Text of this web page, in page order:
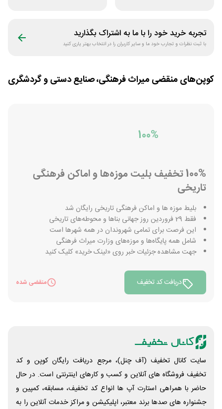
تجربه خرید خود را با ما به اشتراک بگذارید
با ثبت نظرات و تجارب خود ما و سایر کاربران را در انتخاب بهتر یاری کنید
کوپن‌های منقضی میراث فرهنگی، صنایع دستی و گردشگری
100%
100% تخفیف بلیت موزه‌ها و اماکن فرهنگی
‌تاریخی
بلیط موزه ها و اماکن فرهنگی تاریخی رایگان شد
فقط 29 فروردین روز جهانی بناها و محوطه‌های تاریخی
این فرصت برای تمامی شهروندان در همه شهرها است
شامل همه پایگاه‌ها و موزه‌های وزارت میراث فرهنگی
جهت مشاهده جزئیات خبر روی «لینک خرید» کلیک کنید
دریافت کد تخفیف منقضی شده
سایت کانال تخفیف (آف چنل)، مرجع دریافت رایگان کوپن و کد
تخفیف فروشگاه های آنلاین و کسب و‌ کارهای اینترنتی است. در حال
حاضر با همراهی استارت آپ ها انواع کد تخفیف، مسابقه، کمپین و
جشنواره های صدها برند معتبر، اپلیکیشن و مراکز خدمات آنلاین را به